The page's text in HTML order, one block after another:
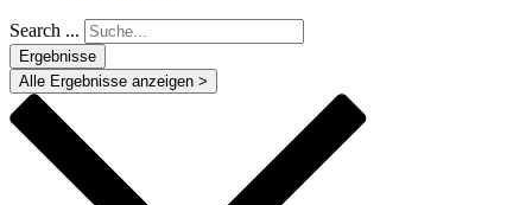
Search ...
Ergebnisse
Alle Ergebnisse anzeigen >